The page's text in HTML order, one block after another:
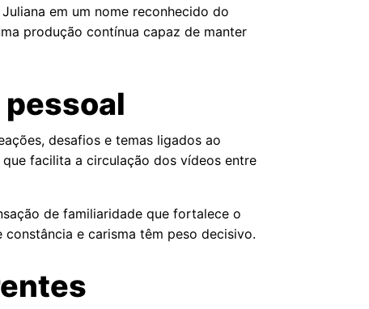
em um nome reconhecido do
produção contínua capaz de manter
desafios e temas ligados ao
facilita a circulação dos vídeos entre
de familiaridade que fortalece o
e carisma têm peso decisivo.